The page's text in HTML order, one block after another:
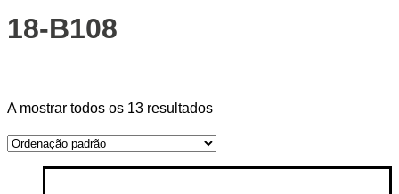
18-B108
On sale(14)
A mostrar todos os 13 resultados